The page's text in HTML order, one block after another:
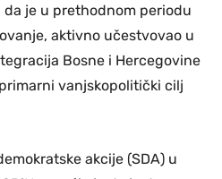
da je u prethodnom periodu
aktivno učestvovao u
Bosne i Hercegovine
vanjskopolitički cilj
akcije (SDA) u